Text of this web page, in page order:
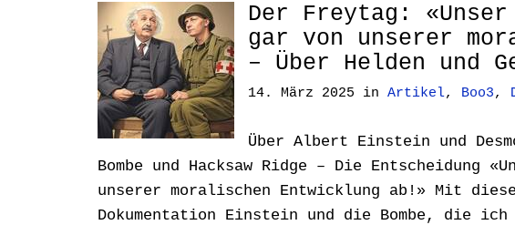
Der Freytag:
gar von unserer
– Über Helden und
14. März 2025 in Artikel, Boo3,
Über Albert Einstein und
Bombe und Hacksaw Ridge – Die Entscheidung
unserer moralischen Entwicklung ab!» Mit
Dokumentation Einstein und die Bombe, die